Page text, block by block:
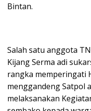
Bintan.
Salah satu anggota
Kijang Serma adi
rangka memperingati
menggandeng Satpol
melaksanakan